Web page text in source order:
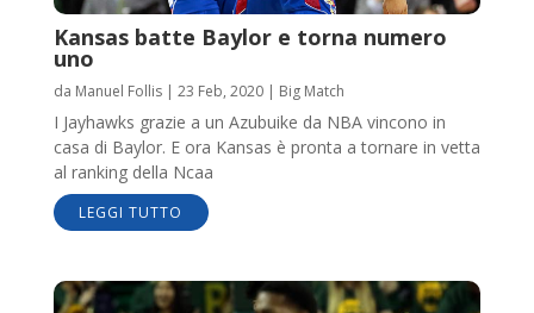
Kansas batte Baylor e torna numero
uno
da Manuel Follis| 23 Feb, 2020| Big Match
I Jayhawks grazie a un Azubuike da NBA vincono in
casa di Baylor. E ora Kansas è pronta a tornare in vetta
al ranking della Ncaa
LEGGI TUTTO